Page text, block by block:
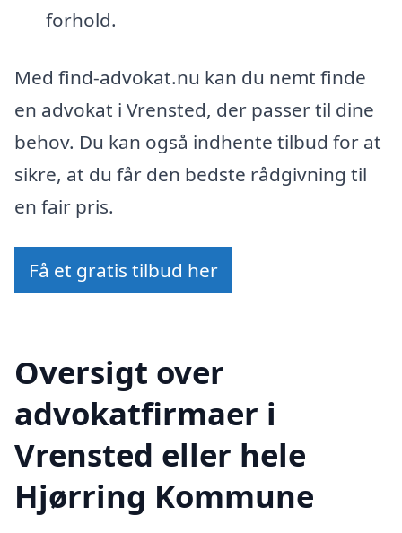
forhold.
Med find-advokat.nu kan du nemt finde
en advokat i Vrensted, der passer til dine
behov. Du kan også indhente tilbud for at
sikre, at du får den bedste rådgivning til
en fair pris.
Få et gratis tilbud her
Oversigt over
advokatfirmaer i
Vrensted eller hele
Hjørring Kommune